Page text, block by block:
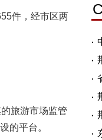
件，经市区两
旅游市场监管
的平台。